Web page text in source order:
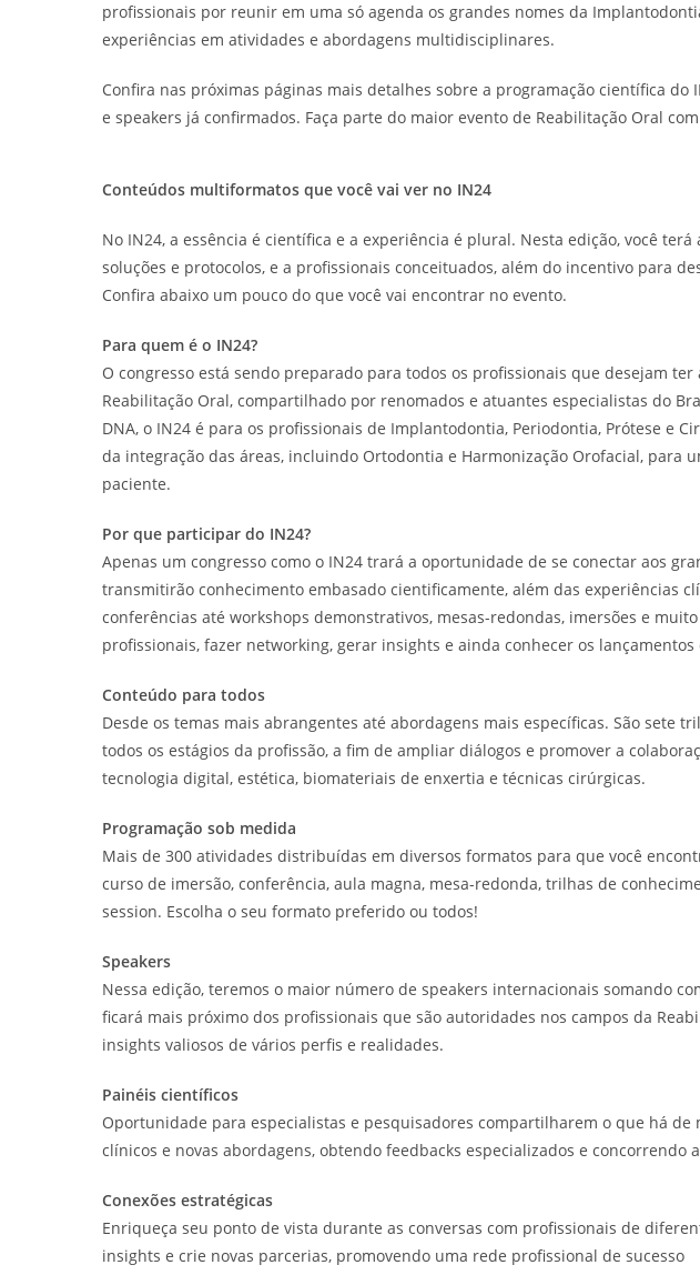
profissionais por reunir em uma só agenda os grandes nomes da
experiências em atividades e abordagens multidisciplinares.
Confira nas próximas páginas mais detalhes sobre a programação científica do
e speakers já confirmados. Faça parte do maior evento de Reabilitação Oral
Conteúdos multiformatos que você vai ver no IN24
No IN24, a essência é científica e a experiência é plural. Nesta edição, você terá
soluções e protocolos, e a profissionais conceituados, além do incentivo para
Confira abaixo um pouco do que você vai encontrar no evento.
Para quem é o IN24?
O congresso está sendo preparado para todos os profissionais que desejam
Reabilitação Oral, compartilhado por renomados e atuantes especialistas do
DNA, o IN24 é para os profissionais de Implantodontia, Periodontia, Prótese e
da integração das áreas, incluindo Ortodontia e Harmonização Orofacial, para
paciente.
Por que participar do IN24?
Apenas um congresso como o IN24 trará a oportunidade de se conectar aos
transmitirão conhecimento embasado cientificamente, além das experiências
conferências até workshops demonstrativos, mesas-redondas, imersões e
profissionais, fazer networking, gerar insights e ainda conhecer os
Conteúdo para todos
Desde os temas mais abrangentes até abordagens mais específicas. São sete
todos os estágios da profissão, a fim de ampliar diálogos e promover a
tecnologia digital, estética, biomateriais de enxertia e técnicas cirúrgicas.
Programação sob medida
Mais de 300 atividades distribuídas em diversos formatos para que você
curso de imersão, conferência, aula magna, mesa-redonda, trilhas de
session. Escolha o seu formato preferido ou todos!
Speakers
Nessa edição, teremos o maior número de speakers internacionais somando
ficará mais próximo dos profissionais que são autoridades nos campos da
insights valiosos de vários perfis e realidades.
Painéis científicos
Oportunidade para especialistas e pesquisadores compartilharem o que há
clínicos e novas abordagens, obtendo feedbacks especializados e concorrendo
Conexões estratégicas
Enriqueça seu ponto de vista durante as conversas com profissionais de
insights e crie novas parcerias, promovendo uma rede profissional de sucesso